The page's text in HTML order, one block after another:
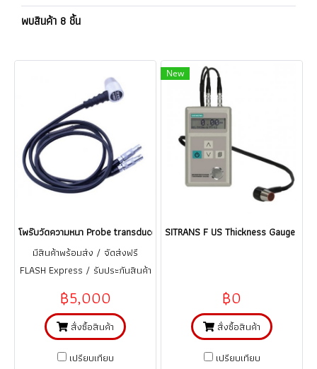
พบสินค้า 8 ชิ้น
โพร๊บวัดความหนา Probe transducer Type 5PØ10 @ ราคา
มีสินค้าพร้อมส่ง / จัดส่งฟรี
FLASH Express / รับประกันสินค้า
คู่มือ)
฿5,000
สั่งซื้อสินค้า
เปรียบเทียบ
New
SITRANS F US Thickness Gauge เ
฿0
สั่งซื้อสินค้า
เปรียบเทียบ